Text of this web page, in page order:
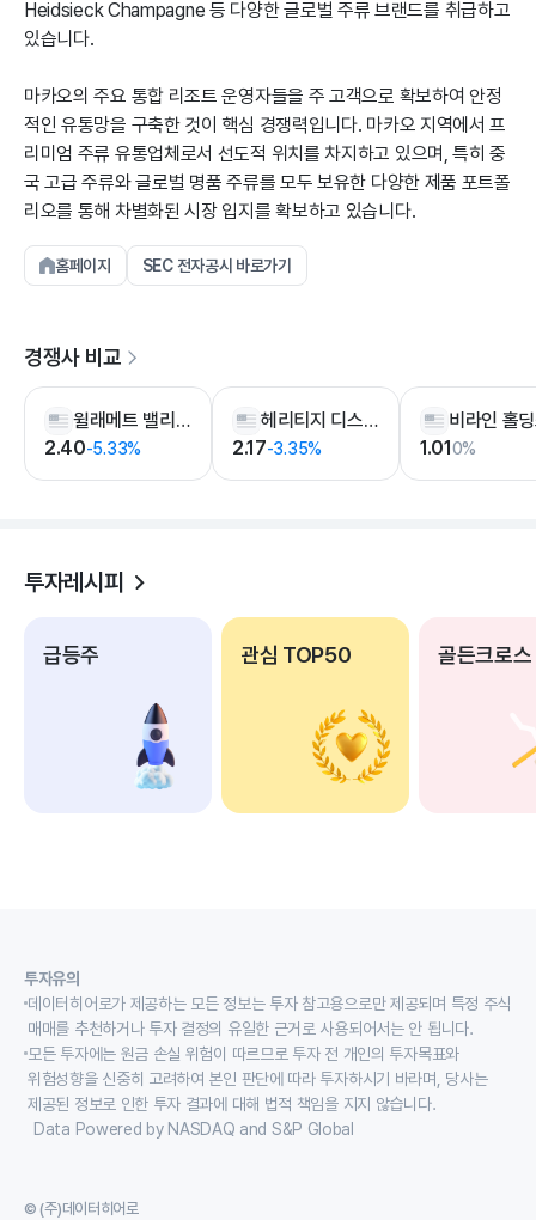
Heidsieck Champagne 등 다양한 글로벌 주류 브랜드를 취급하고
있습니다.
마카오의 주요 통합 리조트 운영자들을 주 고객으로 확보하여 안정
적인 유통망을 구축한 것이 핵심 경쟁력입니다. 마카오 지역에서 프
리미엄 주류 유통업체로서 선도적 위치를 차지하고 있으며, 특히 중
국 고급 주류와 글로벌 명품 주류를 모두 보유한 다양한 제품 포트폴
리오를 통해 차별화된 시장 입지를 확보하고 있습니다.
홈페이지 SEC 전자공시 바로가기
경쟁사 비교
윌래메트 밸리 바인야드
2.40-5.33%
헤리티지 디스틸링 홀딩
2.17-3.35%
비라인 홀
1.010%
투자레시피
급등주 관심 TOP50 골든크로스
투자유의
데이터히어로가 제공하는 모든 정보는 투자 참고용으로만 제공되며 특정 주식
매매를 추천하거나 투자 결정의 유일한 근거로 사용되어서는 안 됩니다.
모든 투자에는 원금 손실 위험이 따르므로 투자 전 개인의 투자목표와
위험성향을 신중히 고려하여 본인 판단에 따라 투자하시기 바라며, 당사는
제공된 정보로 인한 투자 결과에 대해 법적 책임을 지지 않습니다.
Data Powered by NASDAQ and S&P Global
© (주)데이터히어로